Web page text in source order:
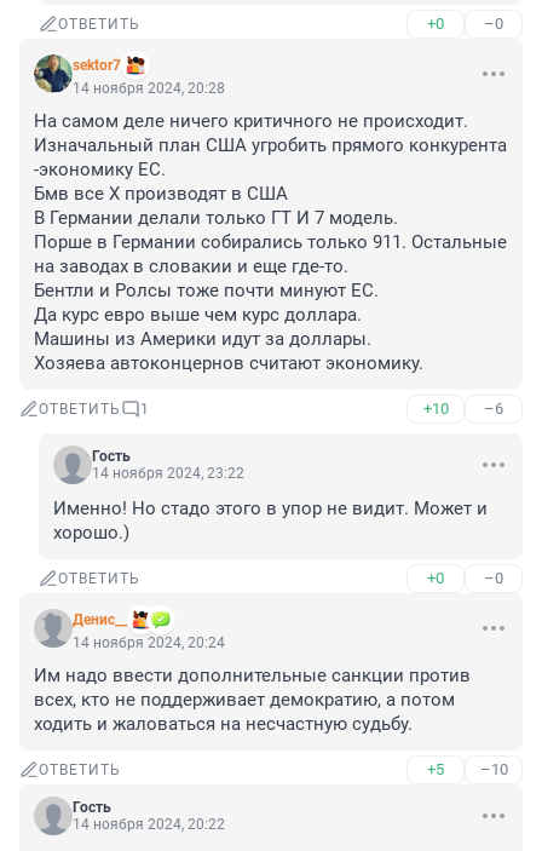
ОТВЕТИТЬ +0 –0
sektor7
14 ноября 2024, 20:28
На самом деле ничего критичного не происходит.
Изначальный план США угробить прямого конкурента
-экономику ЕС.
Бмв все Х производят в США
В Германии делали только ГТ И 7 модель.
Порше в Германии собирались только 911. Остальные
на заводах в словакии и еще где-то.
Бентли и Ролсы тоже почти минуют ЕС.
Да курс евро выше чем курс доллара.
Машины из Америки идут за доллары.
Хозяева автоконцернов считают экономику.
ОТВЕТИТЬ 1 +10 –6
Гость
14 ноября 2024, 23:22
Именно! Но стадо этого в упор не видит. Может и
хорошо.)
ОТВЕТИТЬ +0 –0
Денис__
14 ноября 2024, 20:24
Им надо ввести дополнительные санкции против
всех, кто не поддерживает демократию, а потом
ходить и жаловаться на несчастную судьбу.
ОТВЕТИТЬ +5 –10
Гость
14 ноября 2024, 20:22